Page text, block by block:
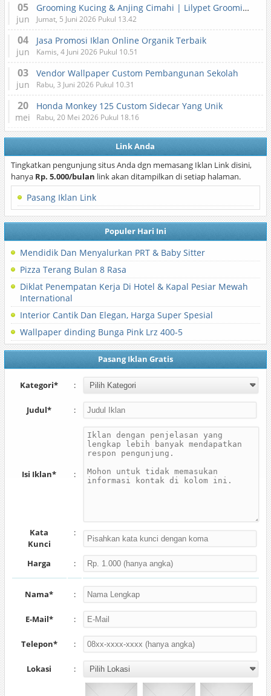
05
jun
Grooming Kucing & Anjing Cimahi | Lilypet Grooming & Pet Hotel
Jumat, 5 Juni 2026 Pukul 13.42
04
jun
Jasa Promosi Iklan Online Organik Terbaik
Kamis, 4 Juni 2026 Pukul 10.51
03
jun
Vendor Wallpaper Custom Pembangunan Sekolah
Rabu, 3 Juni 2026 Pukul 10.31
20
mei
Honda Monkey 125 Custom Sidecar Yang Unik
Rabu, 20 Mei 2026 Pukul 18.16
Link Anda
Tingkatkan pengunjung situs Anda dgn memasang Iklan Link disini,
hanya Rp. 5.000/bulan link akan ditampilkan di setiap halaman.
Pasang Iklan Link
Populer Hari Ini
Mendidik Dan Menyalurkan PRT & Baby Sitter
Pizza Terang Bulan 8 Rasa
Diklat Penempatan Kerja Di Hotel & Kapal Pesiar Mewah
International
Interior Cantik Dan Elegan, Harga Super Spesial
Wallpaper dinding Bunga Pink Lrz 400-5
Pasang Iklan Gratis
Kategori* :
Judul* :
Isi Iklan* :
Kata
Kunci
:
Harga :
Nama* :
E-Mail* :
Telepon* :
Lokasi :